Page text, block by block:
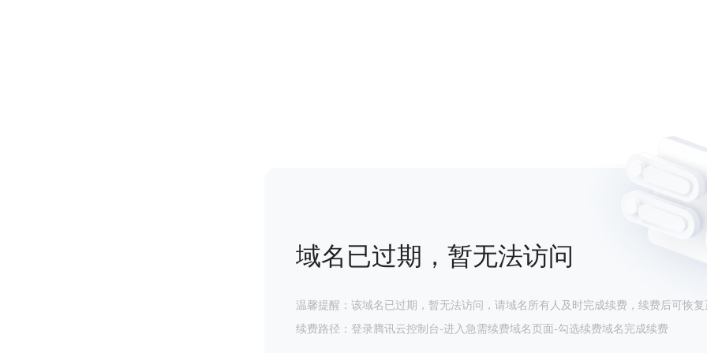
域名已过期，暂无法访问
温馨提醒：该域名已过期，暂无法访问，请域名所有人及时完成续费，续费后可恢复
续费路径：登录腾讯云控制台-进入急需续费域名页面-勾选续费域名完成续费